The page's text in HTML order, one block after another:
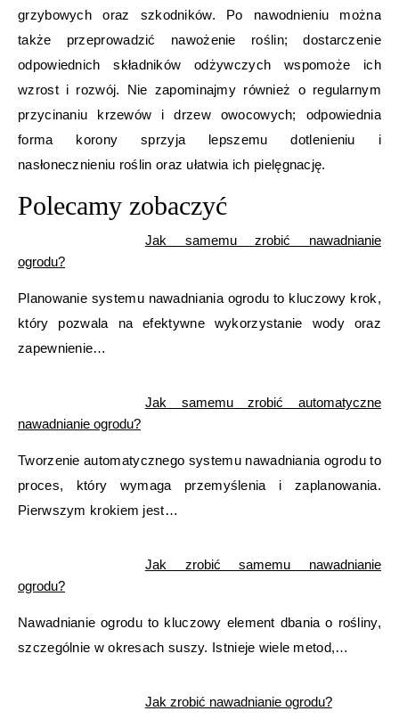
grzybowych oraz szkodników. Po nawodnieniu można
także przeprowadzić nawożenie roślin; dostarczenie
odpowiednich składników odżywczych wspomoże ich
wzrost i rozwój. Nie zapominajmy również o regularnym
przycinaniu krzewów i drzew owocowych; odpowiednia
forma korony sprzyja lepszemu dotlenieniu i
nasłonecznieniu roślin oraz ułatwia ich pielęgnację.
Polecamy zobaczyć
Jak samemu zrobić nawadnianie
ogrodu?
Planowanie systemu nawadniania ogrodu to kluczowy krok,
który pozwala na efektywne wykorzystanie wody oraz
zapewnienie…
Jak samemu zrobić automatyczne
nawadnianie ogrodu?
Tworzenie automatycznego systemu nawadniania ogrodu to
proces, który wymaga przemyślenia i zaplanowania.
Pierwszym krokiem jest…
Jak zrobić samemu nawadnianie
ogrodu?
Nawadnianie ogrodu to kluczowy element dbania o rośliny,
szczególnie w okresach suszy. Istnieje wiele metod,…
Jak zrobić nawadnianie ogrodu?